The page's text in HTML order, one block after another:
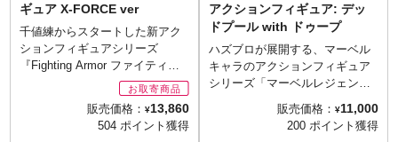
ギュア X-FORCE ver
千値練からスタートした新アク
ションフィギュアシリーズ
『Fighting Armor ファイティン
グアーマー』。シリーズ特別版
としてラインナップするのは
「俺ちゃん」デッドプールの
「X-FORCE」バージョンです！
販売価格： ¥13,860
504 ポイント獲得
アクションフィギュア: デッ
ドプール with ドゥープ
ハズブロが展開する、マーベル
キャラのアクションフィギュア
シリーズ「マーベルレジェン
ド」。6インチを中心にラインナ
ップし、特に可動に特化させな
がらも、そのスタイルなどの再
販売価格： ¥11,000
200 ポイント獲得